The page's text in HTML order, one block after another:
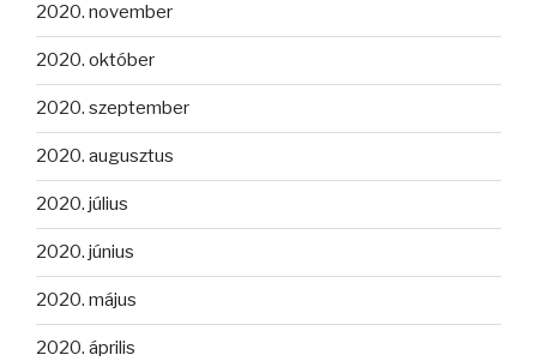
2020. november
2020. október
2020. szeptember
2020. augusztus
2020. július
2020. június
2020. május
2020. április